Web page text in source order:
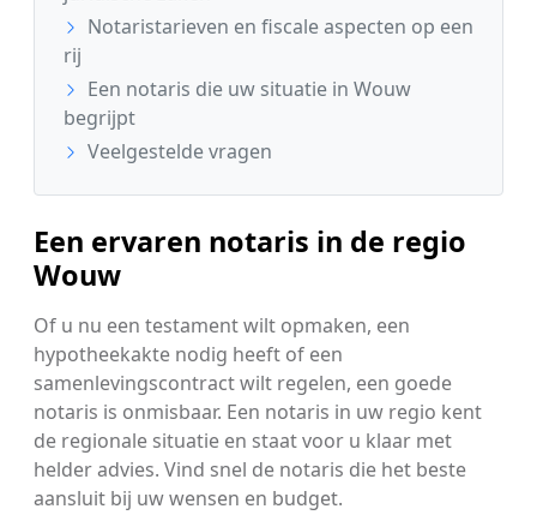
Notaristarieven en fiscale aspecten op een
rij
Een notaris die uw situatie in Wouw
begrijpt
Veelgestelde vragen
Een ervaren notaris in de regio
Wouw
Of u nu een testament wilt opmaken, een
hypotheekakte nodig heeft of een
samenlevingscontract wilt regelen, een goede
notaris is onmisbaar. Een notaris in uw regio kent
de regionale situatie en staat voor u klaar met
helder advies. Vind snel de notaris die het beste
aansluit bij uw wensen en budget.